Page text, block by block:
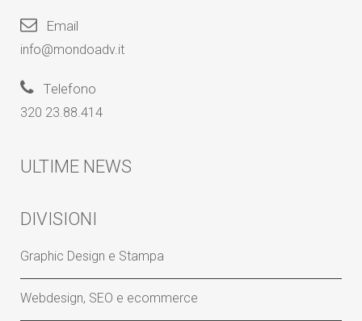
Email
info@mondoadv.it
Telefono
320 23.88.414
ULTIME NEWS
DIVISIONI
Graphic Design e Stampa
Webdesign, SEO e ecommerce